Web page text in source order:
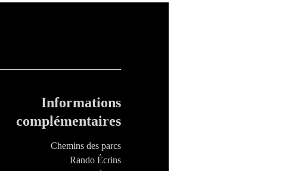
Informations
complémentaires
Chemins des parcs
Rando Écrins